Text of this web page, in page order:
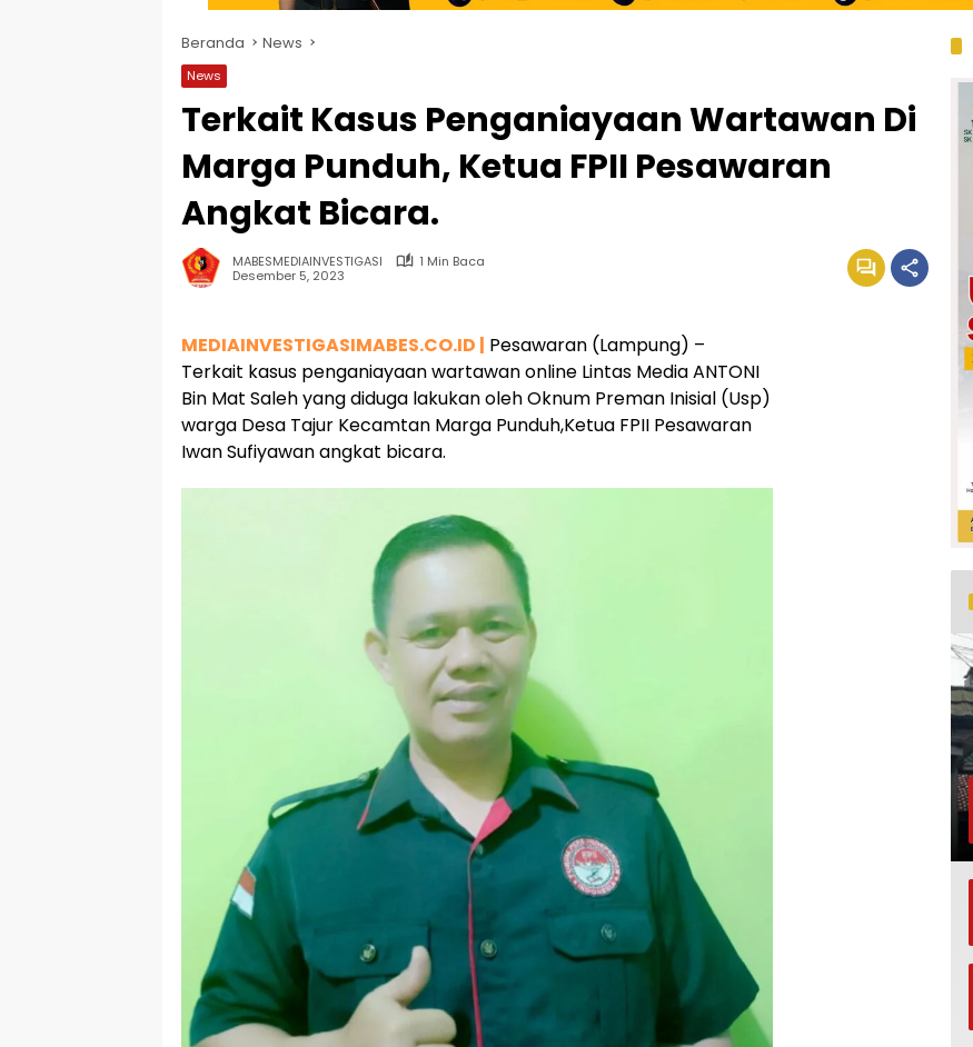
Beranda News
News
Terkait Kasus Penganiayaan Wartawan Di
Marga Punduh, Ketua FPII Pesawaran
Angkat Bicara.
MABESMEDIAINVESTIGASI
1 Min Baca
Desember 5, 2023
MEDIAINVESTIGASIMABES.CO.ID | Pesawaran (Lampung) –
Terkait kasus penganiayaan wartawan online Lintas Media ANTONI
Bin Mat Saleh yang diduga lakukan oleh Oknum Preman Inisial (Usp)
warga Desa Tajur Kecamtan Marga Punduh,Ketua FPII Pesawaran
Iwan Sufiyawan angkat bicara.